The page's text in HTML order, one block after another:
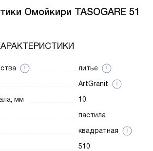
Омойкири TASOGARE 51
литье
ArtGranit
мм
10
пастила
квадратная
510